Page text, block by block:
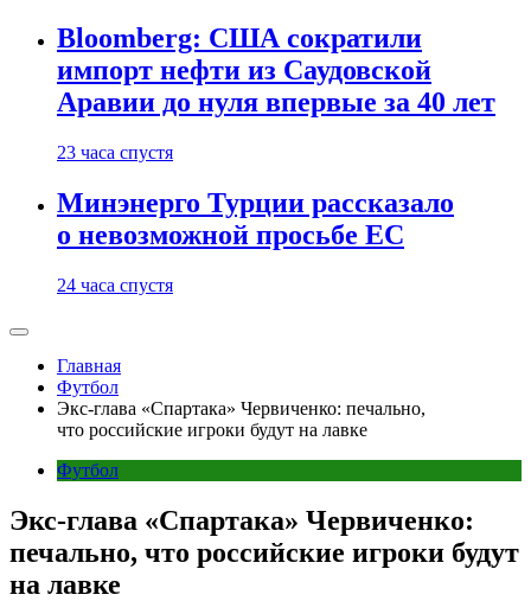
Bloomberg: США сократили
импорт нефти из Саудовской
Аравии до нуля впервые за 40 лет
23 часа спустя
Минэнерго Турции рассказало
о невозможной просьбе ЕС
24 часа спустя
Главная
Футбол
Экс-глава «Спартака» Червиченко: печально,
что российские игроки будут на лавке
Футбол
Экс-глава «Спартака» Червиченко:
печально, что российские игроки будут
на лавке